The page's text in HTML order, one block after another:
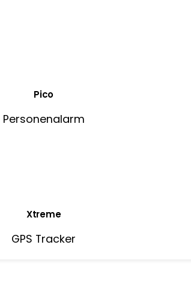
Pico
Personenalarm
Xtreme
GPS Tracker